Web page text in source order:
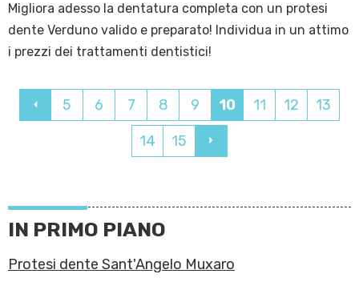
Migliora adesso la dentatura completa con un protesi
dente Verduno valido e preparato! Individua in un attimo
i prezzi dei trattamenti dentistici!
5 6 7 8 9 10 11 12 13
14 15
IN PRIMO PIANO
Protesi dente Sant'Angelo Muxaro